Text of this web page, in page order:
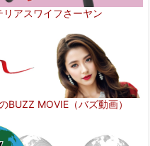
アスワイフさーヤン
MOVIE（バズ動画）